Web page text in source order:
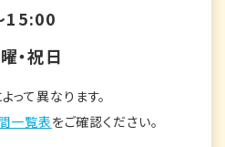
15:00
・祝日
て異なります。
一覧表をご確認ください。